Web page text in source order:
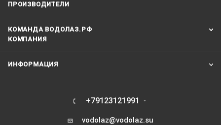
ПРОИЗВОДИТЕЛИ
КОМАНДА ВОДОЛАЗ.РФ
КОМПАНИЯ
ИНФОРМАЦИЯ
+79123121991
vodolaz@vodolaz.su